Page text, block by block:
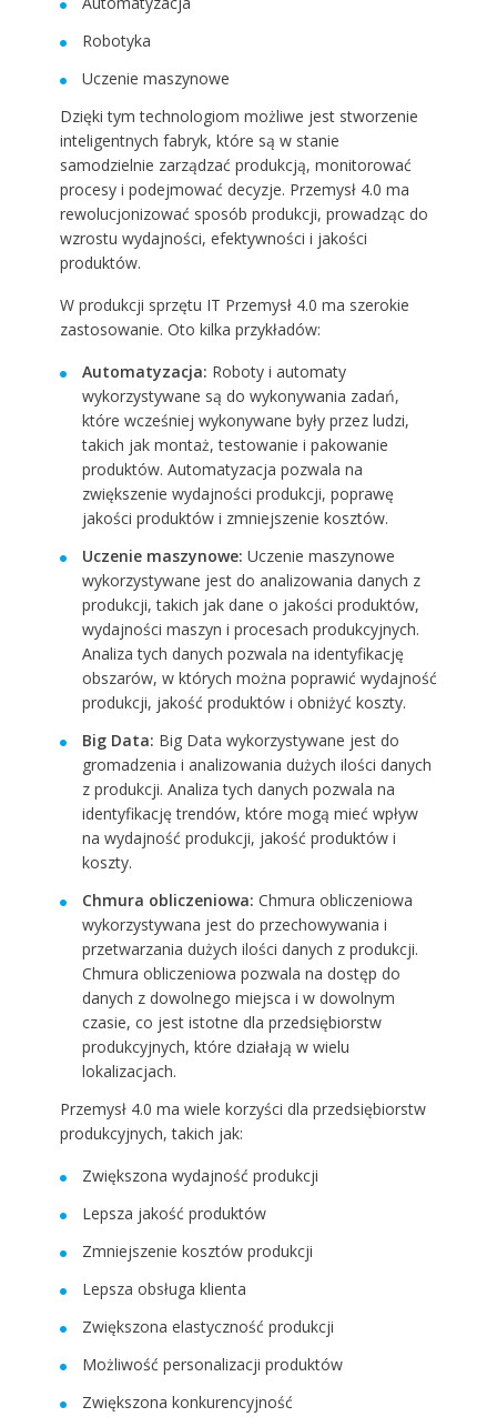
Robotyka
Uczenie maszynowe
Dzięki tym technologiom możliwe jest stworzenie
inteligentnych fabryk, które są w stanie
samodzielnie zarządzać produkcją, monitorować
procesy i podejmować decyzje. Przemysł 4.0 ma
rewolucjonizować sposób produkcji, prowadząc do
wzrostu wydajności, efektywności i jakości
produktów.
W produkcji sprzętu IT Przemysł 4.0 ma szerokie
zastosowanie. Oto kilka przykładów:
Automatyzacja: Roboty i automaty
wykorzystywane są do wykonywania zadań,
które wcześniej wykonywane były przez ludzi,
takich jak montaż, testowanie i pakowanie
produktów. Automatyzacja pozwala na
zwiększenie wydajności produkcji, poprawę
jakości produktów i zmniejszenie kosztów.
Uczenie maszynowe: Uczenie maszynowe
wykorzystywane jest do analizowania danych z
produkcji, takich jak dane o jakości produktów,
wydajności maszyn i procesach produkcyjnych.
Analiza tych danych pozwala na identyfikację
obszarów, w których można poprawić wydajność
produkcji, jakość produktów i obniżyć koszty.
Big Data: Big Data wykorzystywane jest do
gromadzenia i analizowania dużych ilości danych
z produkcji. Analiza tych danych pozwala na
identyfikację trendów, które mogą mieć wpływ
na wydajność produkcji, jakość produktów i
koszty.
Chmura obliczeniowa: Chmura obliczeniowa
wykorzystywana jest do przechowywania i
przetwarzania dużych ilości danych z produkcji.
Chmura obliczeniowa pozwala na dostęp do
danych z dowolnego miejsca i w dowolnym
czasie, co jest istotne dla przedsiębiorstw
produkcyjnych, które działają w wielu
lokalizacjach.
Przemysł 4.0 ma wiele korzyści dla przedsiębiorstw
produkcyjnych, takich jak:
Zwiększona wydajność produkcji
Lepsza jakość produktów
Zmniejszenie kosztów produkcji
Lepsza obsługa klienta
Zwiększona elastyczność produkcji
Możliwość personalizacji produktów
Zwiększona konkurencyjność